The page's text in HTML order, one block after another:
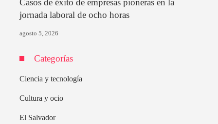
jornada laboral de ocho horas
agosto 5, 2026
Categorías
Ciencia y tecnología
Cultura y ocio
El Salvador